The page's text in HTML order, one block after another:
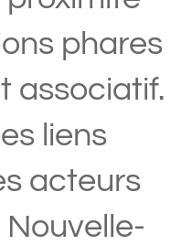
phares
associatif.
liens
acteurs